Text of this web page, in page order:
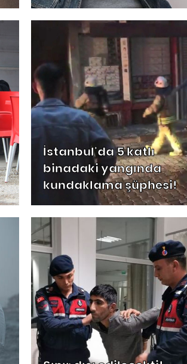
İstanbul'da 5 katlı
binadaki yangında
kundaklama şüphesi!